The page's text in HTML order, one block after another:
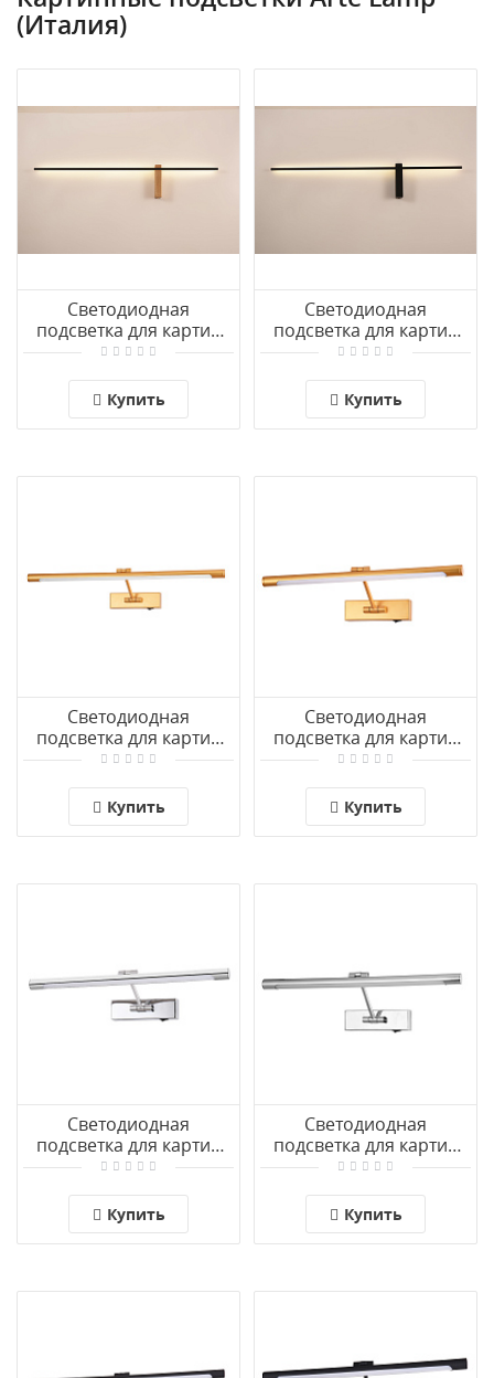
(Италия)
Светодиодная
подсветка для картин
Arte Lamp PHOENIX
Купить
Светодиодная
подсветка для картин
Arte Lamp PHOENIX
Купить
Светодиодная
подсветка для картин
Arte Lamp HARRISON
Купить
Светодиодная
подсветка для картин
Arte Lamp HARRISON
Купить
Светодиодная
подсветка для картин
Arte Lamp HARRISON
Купить
Светодиодная
подсветка для картин
Arte Lamp HARRISON
Купить